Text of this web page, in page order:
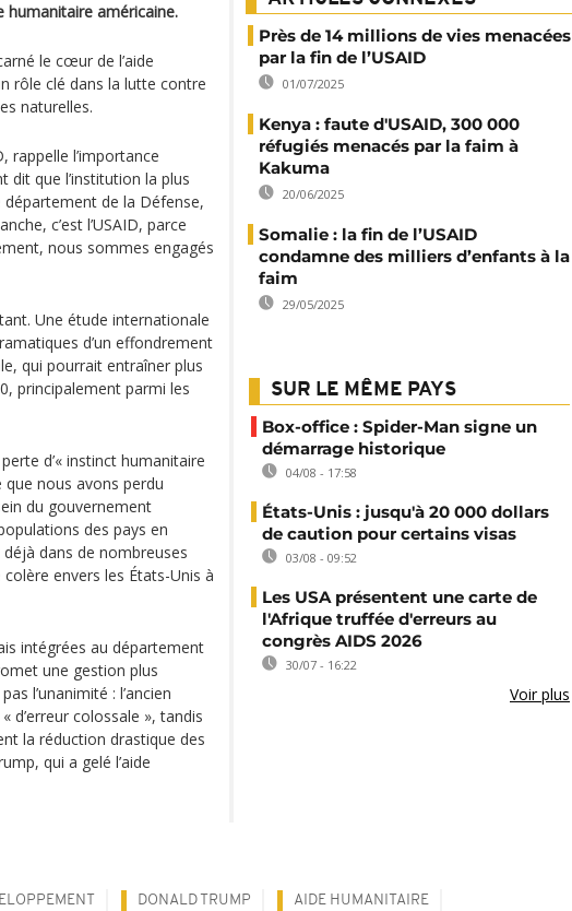
américaine.
le cœur de l’aide
rôle clé dans la lutte contre
naturelles.
rappelle l’importance
dit que l’institution la plus
de la Défense,
c’est l’USAID, parce
nous sommes engagés
Une étude internationale
d’un effondrement
qui pourrait entraîner plus
principalement parmi les
d’« instinct humanitaire
que nous avons perdu
du gouvernement
des pays en
dans de nombreuses
envers les États-Unis à
intégrées au département
une gestion plus
l’unanimité : l’ancien
d’erreur colossale », tandis
la réduction drastique des
qui a gelé l’aide
Près de 14 millions de vies menacées
par la fin de l’USAID
01/07/2025
Kenya : faute d'USAID, 300 000
réfugiés menacés par la faim à
Kakuma
20/06/2025
Somalie : la fin de l’USAID
condamne des milliers d’enfants à la
faim
29/05/2025
SUR LE MÊME PAYS
Box-office : Spider-Man signe un
démarrage historique
04/08 - 17:58
États-Unis : jusqu'à 20 000 dollars
de caution pour certains visas
03/08 - 09:52
Les USA présentent une carte de
l'Afrique truffée d'erreurs au
congrès AIDS 2026
30/07 - 16:22
Voir plus
DONALD TRUMP AIDE HUMANITAIRE